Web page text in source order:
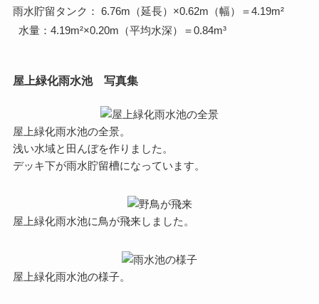
雨水貯留タンク： 6.76m（延長）×0.62m（幅）＝4.19m²
水量：4.19m²×0.20m（平均水深）＝0.84m³
屋上緑化雨水池 写真集
屋上緑化雨水池の全景。
浅い水域と田んぼを作りました。
デッキ下が雨水貯留槽になっています。
屋上緑化雨水池に鳥が飛来しました。
屋上緑化雨水池の様子。